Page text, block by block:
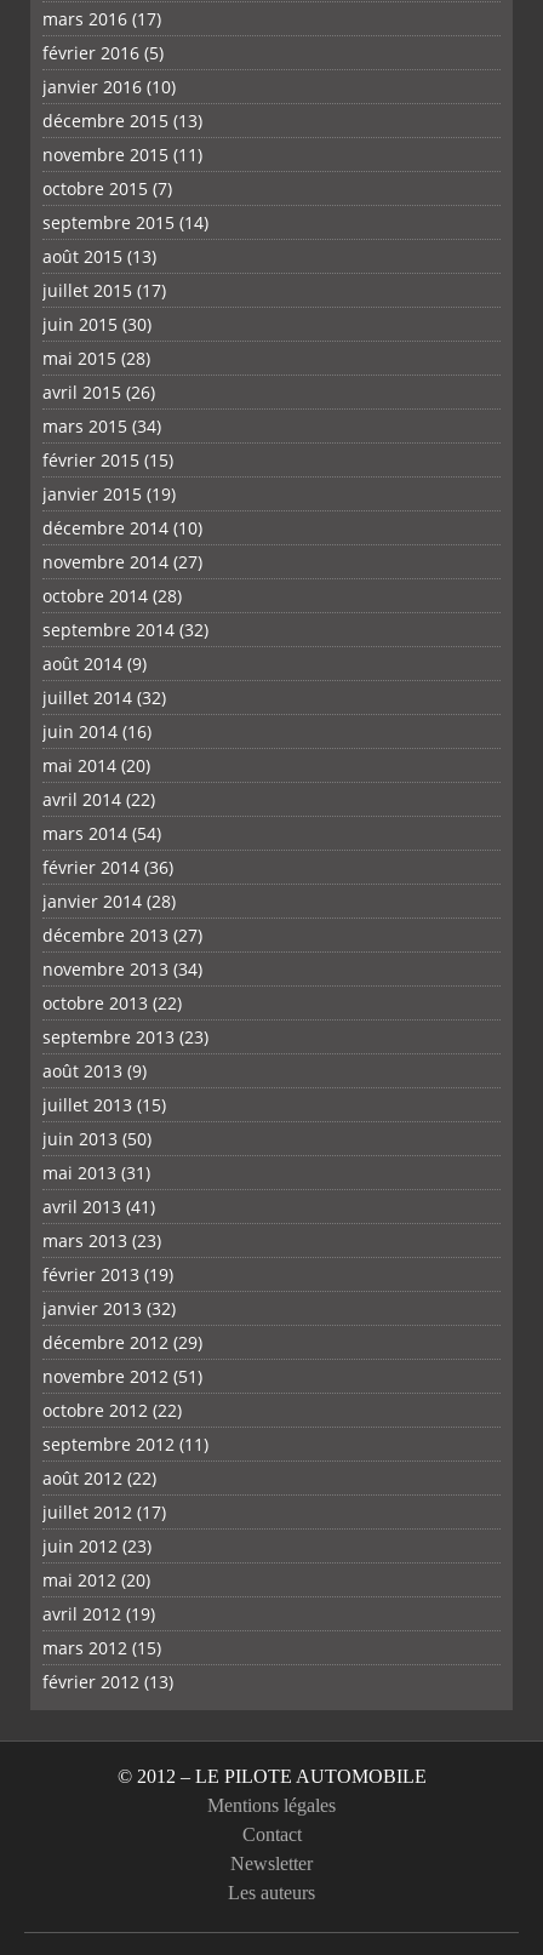
mars 2016 (17)
février 2016 (5)
janvier 2016 (10)
décembre 2015 (13)
novembre 2015 (11)
octobre 2015 (7)
septembre 2015 (14)
août 2015 (13)
juillet 2015 (17)
juin 2015 (30)
mai 2015 (28)
avril 2015 (26)
mars 2015 (34)
février 2015 (15)
janvier 2015 (19)
décembre 2014 (10)
novembre 2014 (27)
octobre 2014 (28)
septembre 2014 (32)
août 2014 (9)
juillet 2014 (32)
juin 2014 (16)
mai 2014 (20)
avril 2014 (22)
mars 2014 (54)
février 2014 (36)
janvier 2014 (28)
décembre 2013 (27)
novembre 2013 (34)
octobre 2013 (22)
septembre 2013 (23)
août 2013 (9)
juillet 2013 (15)
juin 2013 (50)
mai 2013 (31)
avril 2013 (41)
mars 2013 (23)
février 2013 (19)
janvier 2013 (32)
décembre 2012 (29)
novembre 2012 (51)
octobre 2012 (22)
septembre 2012 (11)
août 2012 (22)
juillet 2012 (17)
juin 2012 (23)
mai 2012 (20)
avril 2012 (19)
mars 2012 (15)
février 2012 (13)
© 2012 – LE PILOTE AUTOMOBILE
Mentions légales
Contact
Newsletter
Les auteurs